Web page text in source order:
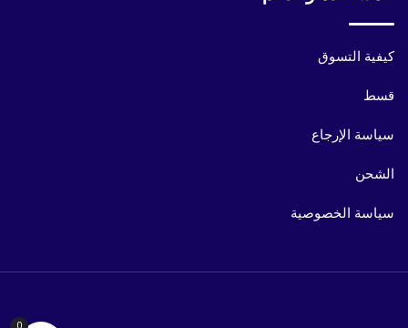
كيفية التسوق
قسط
سياسة الإرجاع
الشحن
سياسة الخصوصية
0